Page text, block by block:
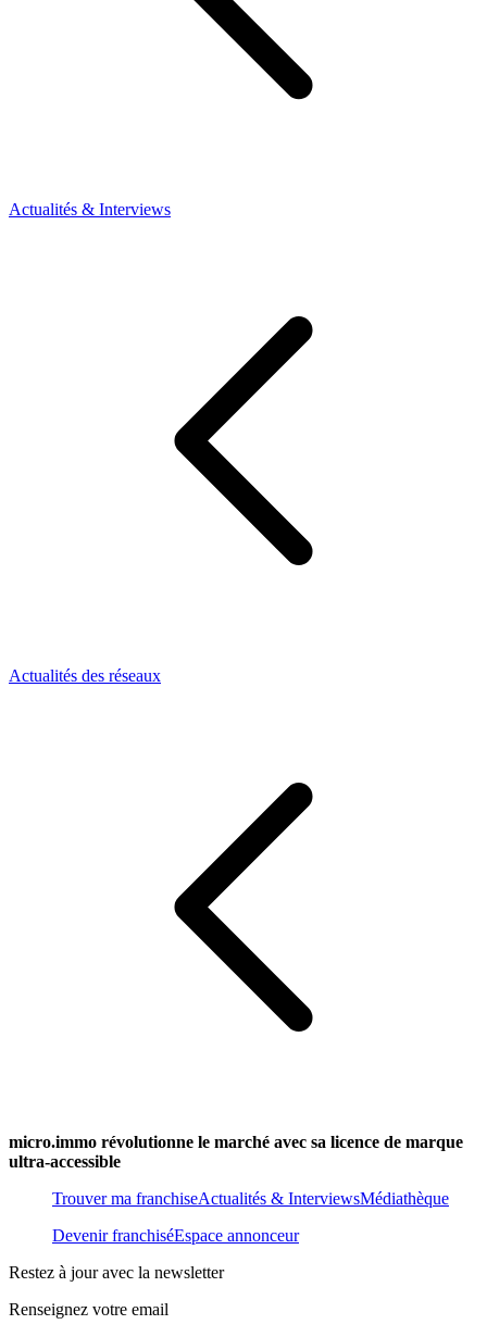
Actualités & Interviews
Actualités des réseaux
micro.immo révolutionne le marché avec sa licence de marque
ultra-accessible
Trouver ma franchiseActualités & InterviewsMédiathèque
Devenir franchiséEspace annonceur
Restez à jour avec la newsletter
Renseignez votre email